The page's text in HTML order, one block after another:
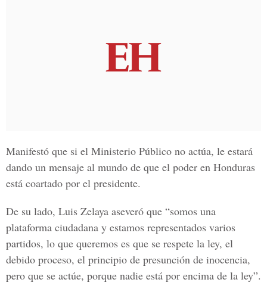
Manifestó que si el Ministerio Público no actúa, le estará
dando un mensaje al mundo de que el poder en Honduras
está coartado por el presidente.
De su lado, Luis Zelaya aseveró que “somos una
plataforma ciudadana y estamos representados varios
partidos, lo que queremos es que se respete la ley, el
debido proceso, el principio de presunción de inocencia,
pero que se actúe, porque nadie está por encima de la ley”.